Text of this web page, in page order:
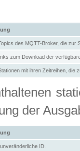
des MQTT-Broker, die zur
zum Download der
mit ihren Zeitreihen, die
der
ID.